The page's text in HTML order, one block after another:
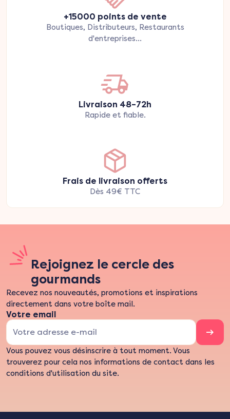
+15000 points de vente
Boutiques, Distributeurs, Restaurants
d'entreprises...
Livraison 48–72h
Rapide et fiable.
Frais de livraison offerts
Dès 49€ TTC
Rejoignez le cercle des
gourmands
Recevez nos nouveautés, promotions et inspirations
directement dans votre boîte mail.
Votre email
Vous pouvez vous désinscrire à tout moment. Vous
trouverez pour cela nos informations de contact dans les
conditions d'utilisation du site.